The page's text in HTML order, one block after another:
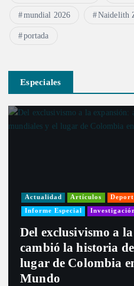
mundial 2026 Naidelith
portada
Especiales
Actualidad Artículos
Informe Especial
Del exclusivismo a
cambió la historia
lugar de Colombia
Mundo